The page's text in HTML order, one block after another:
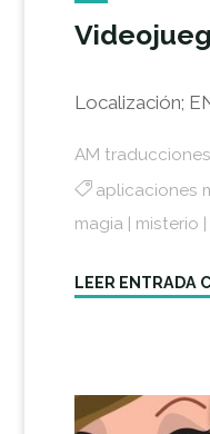
Localización;
AM traducciones
aplicaciones
magia| misterio |
LEER ENTRADA